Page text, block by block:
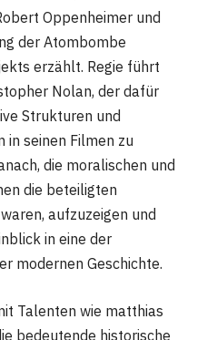
Oppenheimer und
der Atombombe
erzählt. Regie führt
Nolan, der dafür
Strukturen und
in seinen Filmen zu
die moralischen und
die beteiligten
aufzuzeigen und
in eine der
modernen Geschichte.
Talenten wie matthias
bedeutende historische